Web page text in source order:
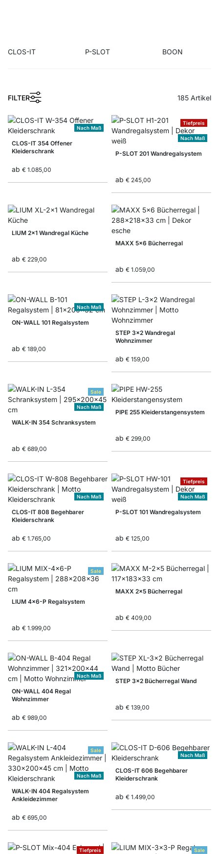
CLOS-IT P-SLOT BOON
FILTER
1
185 Artikel
Nach Maß
CLOS-IT 354 Offener
Kleiderschrank
ab € 1.085,00
Tiefpreis
Nach Maß
P-SLOT 201 Wandregalsystem
ab € 245,00
LIUM 2x1 Wandregal Küche
ab € 229,00
MAXX 5x6 Bücherregal
ab € 1.059,00
Nach Maß
ON-WALL 101 Regalsystem
ab € 189,00
STEP 3x2 Wandregal
Wohnzimmer
ab € 159,00
Sale
Nach Maß
WALK-IN 354 Schranksystem
ab € 689,00
PIPE 255 Kleiderstangensystem
ab € 299,00
Nach Maß
CLOS-IT 808 Begehbarer
Kleiderschrank
ab € 1.765,00
Tiefpreis
Nach Maß
P-SLOT 101 Wandregalsystem
ab € 125,00
Sale
LIUM 4x6-P Regalsystem
ab € 1.999,00
MAXX 2x5 Bücherregal
ab € 409,00
Nach Maß
ON-WALL 404 Regal
Wohnzimmer
ab € 989,00
STEP 3x2 Bücherregal Wand
ab € 139,00
Sale
Nach Maß
WALK-IN 404 Regalsystem
Ankleidezimmer
ab € 695,00
Nach Maß
CLOS-IT 606 Begehbarer
Kleiderschrank
ab € 1.499,00
Tiefpreis Sale